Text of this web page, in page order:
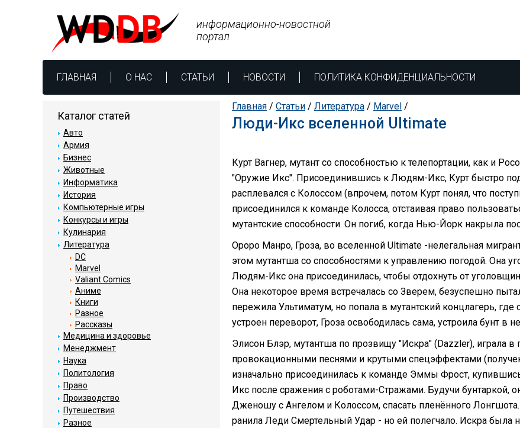
ГЛАВНАЯ О НАС СТАТЬИ НОВОСТИ ПОЛИТИКА КОНФИДЕНЦИАЛЬНОСТИ
информационно-новостной
портал
Главная / Статьи / Литература / Marvel /
Люди-Икс вселенной Ultimate
Курт Вагнер, мутант со способностью к телепортации, как и
"Оружие Икс". Присоединившись к Людям-Икс, Курт быстро
расплевался с Колоссом (впрочем, потом Курт понял, что
присоединился к команде Колосса, отстаивая право
мутантские способности. Он погиб, когда Нью-Йорк накрыла
Ороро Манро, Гроза, во вселенной Ultimate -нелегальная
этом мутантша со способностями к управлению погодой. Она
Людям-Икс она присоединилась, чтобы отдохнуть от
Она некоторое время встречалась со Зверем, безуспешно
пережила Ультиматум, но попала в мутантский концлагерь,
устроен переворот, Гроза освободилась сама, устроила бунт в
Элисон Блэр, мутантша по прозвищу "Искра" (Dazzler), играла
провокационными песнями и крутыми спецэффектами
изначально присоединилась к команде Эммы Фрост,
Икс после сражения с роботами-Стражами. Будучи бунтаркой,
Дженошу с Ангелом и Колоссом, спасать пленённого
ранила Леди Смертельный Удар - но ей полегчало. Искра была
Каталог статей
Авто
Армия
Бизнес
Животные
Информатика
История
Компьютерные игры
Конкурсы и игры
Кулинария
Литература
DC
Marvel
Valiant Comics
Аниме
Книги
Разное
Рассказы
Медицина и здоровье
Менеджмент
Наука
Политология
Право
Производство
Путешествия
Разное